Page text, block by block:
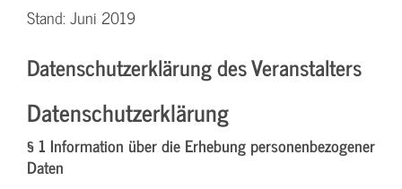
Stand: Juni 2019
Datenschutzerklärung des Veranstalters
Datenschutzerklärung
§ 1 Information über die Erhebung personenbezogener
Daten